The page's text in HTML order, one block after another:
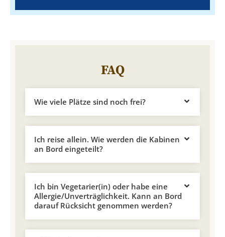
FAQ
Wie viele Plätze sind noch frei?
Ich reise allein. Wie werden die Kabinen
an Bord eingeteilt?
Ich bin Vegetarier(in) oder habe eine
Allergie/Unverträglichkeit. Kann an Bord
darauf Rücksicht genommen werden?